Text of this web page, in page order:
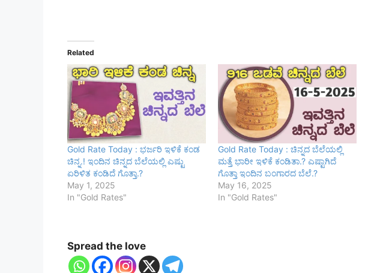
Related
Gold Rate Today : ಭರ್ಜರಿ ಇಳಿಕೆ ಕಂಡ
ಚಿನ್ನ.! ಇಂದಿನ ಚಿನ್ನದ ಬೆಲೆಯಲ್ಲಿ ಎಷ್ಟು
ಏರಿಳಿತ ಕಂಡಿದೆ ಗೊತ್ತಾ.?
May 1, 2025
In "Gold Rates"
Gold Rate Today : ಚಿನ್ನದ ಬೆಲೆಯಲ್ಲಿ
ಮತ್ತೆ ಭಾರೀ ಇಳಿಕೆ ಕಂಡಿತಾ.? ಎಷ್ಟಾಗಿದೆ
ಗೊತ್ತಾ ಇಂದಿನ ಬಂಗಾರದ ಬೆಲೆ.?
May 16, 2025
In "Gold Rates"
Spread the love